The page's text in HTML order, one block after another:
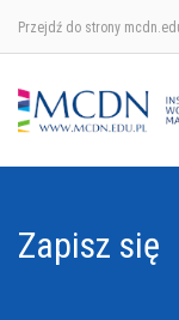
Przejdź do strony
Zapisz się